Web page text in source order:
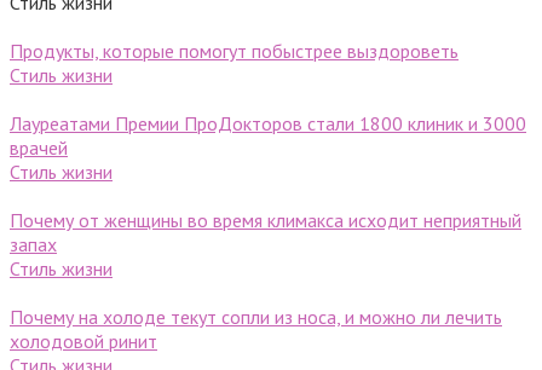
Продукты, которые помогут побыстрее выздороветь
Стиль жизни
Лауреатами Премии ПроДокторов стали 1800 клиник и 3000
врачей
Стиль жизни
Почему от женщины во время климакса исходит неприятный
запах
Стиль жизни
Почему на холоде текут сопли из носа, и можно ли лечить
холодовой ринит